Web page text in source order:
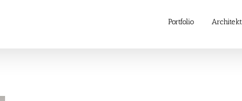
Portfolio